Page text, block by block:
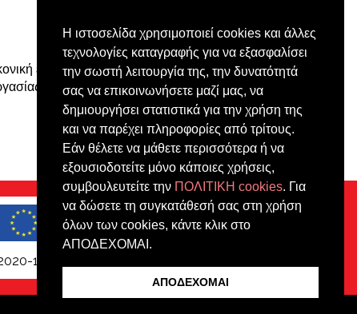
Η ιστοσελίδα χρησιμοποιεί cookies και άλλες
τεχνολογίες καταγραφής για να εξασφαλίσει
την σωστή λειτουργία της, την δυνατότητά
σας να επικοινωνήσετε μαζί μας, να
δημιουργήσει στατιστικά για την χρήση της
και να παρέχει πληροφορίες από τρίτους.
Εάν θέλετε να μάθετε περισσότερα ή να
εξουσιοδοτείτε μόνο κάποιες χρήσεις,
συμβουλευτείτε την ΠΟΛΙΤΙΚΗ cookies. Για
να δώσετε τη συγκατάθεσή σας στη χρήση
όλων των cookies, κάντε κλικ στο
ΑΠΟΔΕΧΟΜΑΙ.
ΑΠΟΔΕΧΟΜΑΙ
εργασία, ιδιαίτερα που δραστηριοποιούνται
και να δημιουργήσουν δικές τους
1-PT01-KA202-078845